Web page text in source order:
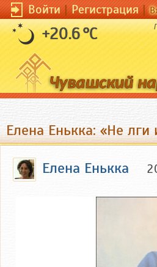
Войти|Регистрация|
+20.6 °C
Елена Енькка: «Не лги
Елена Енькка